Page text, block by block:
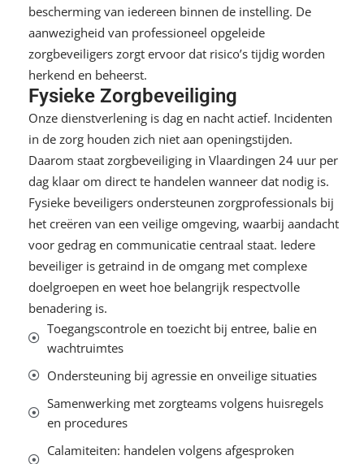
bescherming van iedereen binnen de instelling. De
aanwezigheid van professioneel opgeleide
zorgbeveiligers zorgt ervoor dat risico’s tijdig worden
herkend en beheerst.
Fysieke Zorgbeveiliging
Onze dienstverlening is dag en nacht actief. Incidenten
in de zorg houden zich niet aan openingstijden.
Daarom staat zorgbeveiliging in Vlaardingen 24 uur per
dag klaar om direct te handelen wanneer dat nodig is.
Fysieke beveiligers ondersteunen zorgprofessionals bij
het creëren van een veilige omgeving, waarbij aandacht
voor gedrag en communicatie centraal staat. Iedere
beveiliger is getraind in de omgang met complexe
doelgroepen en weet hoe belangrijk respectvolle
benadering is.
Toegangscontrole en toezicht bij entree, balie en
wachtruimtes
Ondersteuning bij agressie en onveilige situaties
Samenwerking met zorgteams volgens huisregels
en procedures
Calamiteiten: handelen volgens afgesproken